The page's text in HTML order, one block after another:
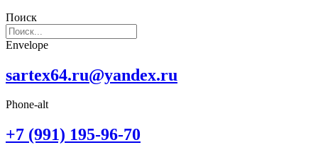
Поиск
Envelope
sartex64.ru@yandex.ru
Phone-alt
+7 (991) 195-96-70